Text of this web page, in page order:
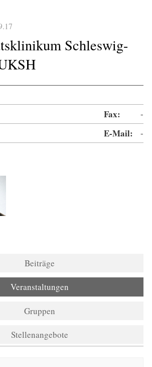
Schleswig-
Fax: -
E-Mail: -
Beiträge
Veranstaltungen
Gruppen
Stellenangebote